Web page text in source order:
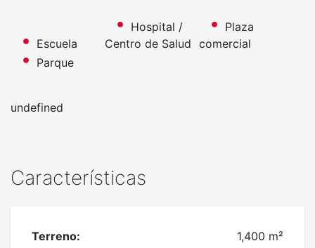
Características
Terreno: 1,400 m²
Escuela
Hospital /
Centro de Salud
Plaza
comercial
Parque
undefined